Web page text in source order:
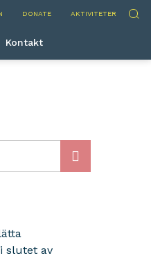
DONATE AKTIVITETER Sök
Kontakt
slutet av